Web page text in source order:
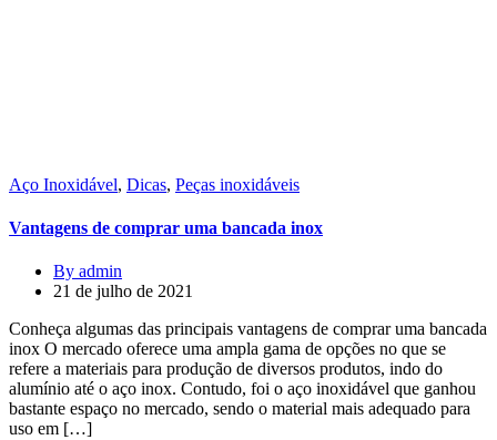
Aço Inoxidável, Dicas, Peças inoxidáveis
Vantagens de comprar uma bancada inox
By admin
21 de julho de 2021
Conheça algumas das principais vantagens de comprar uma bancada
inox O mercado oferece uma ampla gama de opções no que se
refere a materiais para produção de diversos produtos, indo do
alumínio até o aço inox. Contudo, foi o aço inoxidável que ganhou
bastante espaço no mercado, sendo o material mais adequado para
uso em […]